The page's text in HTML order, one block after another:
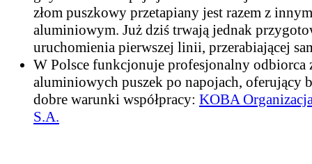
złom puszkowy przetapiany jest razem z
aluminiowym. Już dziś trwają jednak
uruchomienia pierwszej linii, przerabiającej
W Polsce funkcjonuje profesjonalny odbiorca
aluminiowych puszek po napojach, oferujący
dobre warunki współpracy: KOBA
S.A.